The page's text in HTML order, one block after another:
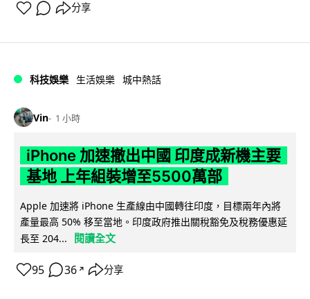
分享
科技娛樂 生活娛樂 城中熱話
Vin 1 小時
iPhone 加速撤出中國 印度成新機主要
基地 上年組裝增至5500萬部
Apple 加速將 iPhone 生產線由中國轉往印度，目標兩年內將
產量最高 50% 移至當地。印度政府推出關稅豁免及稅務優惠延
長至 204...
閱讀全文
95 36 ↗ 分享